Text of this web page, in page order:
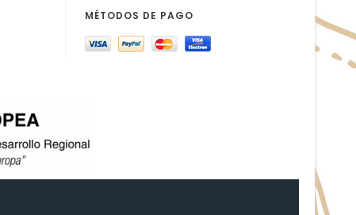
MÉTODOS DE PAGO